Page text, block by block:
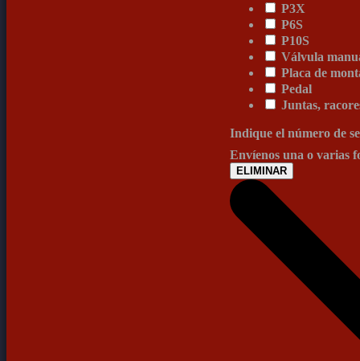
P3X
P6S
P10S
Válvula
Placa de
Pedal
Juntas,
Indique el número de
Envíenos una o varias
ELIMINAR